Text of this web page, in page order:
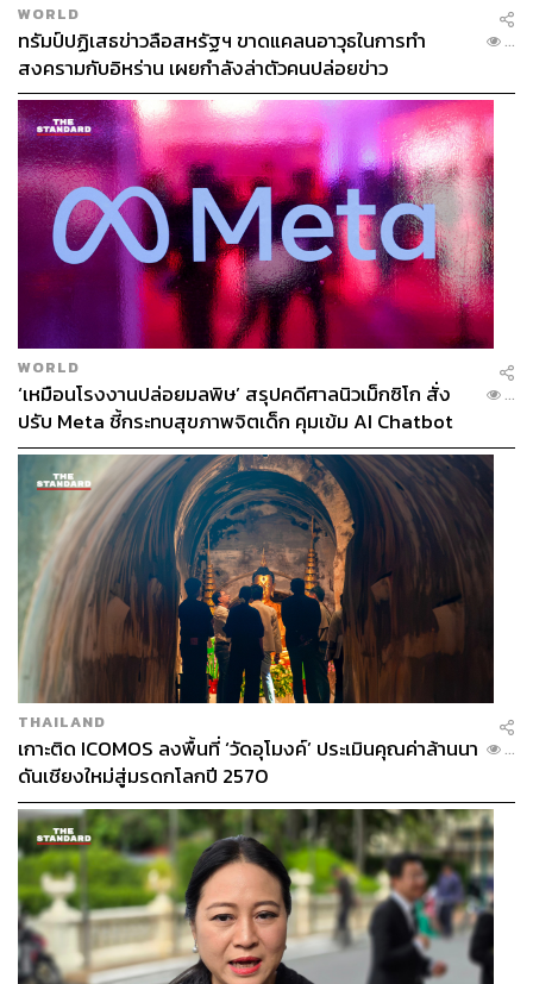
WORLD
ทรัมป์ปฏิเสธข่าวลือสหรัฐฯ ขาดแคลนอาวุธในการทำ
สงครามกับอิหร่าน เผยกำลังล่าตัวคนปล่อยข่าว
...
WORLD
‘เหมือนโรงงานปล่อยมลพิษ’ สรุปคดีศาลนิวเม็กซิโก สั่ง
ปรับ Meta ชี้กระทบสุขภาพจิตเด็ก คุมเข้ม AI Chatbot
...
THAILAND
เกาะติด ICOMOS ลงพื้นที่ ‘วัดอุโมงค์’ ประเมินคุณค่าล้านนา
ดันเชียงใหม่สู่มรดกโลกปี 2570
...